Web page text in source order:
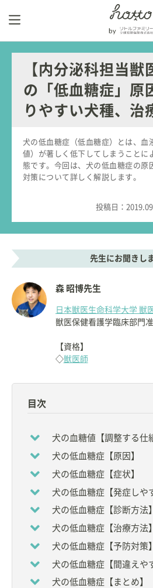
【内分泌科担当獣
の「低血糖症」原
りやすい犬種、治
犬の低血糖症（低血糖症）とは、血
値）が著しく低下してしまうことに
態です。今回は、犬の低血糖症の原
対策について詳しく解説します。
投稿日：
先生にお聞きし
森 昭博先生
日本獣医生命科学大学 獣
獣医保健看護学臨床部門
【資格】
◇獣医師
日本獣医畜産大学（現：
2012-2013年、イリノイ大
現在、日本獣医生命科学
内分泌化を担当。
犬および猫の内分泌分野
5歳のMix犬「ぽよ」と同
目次
犬の血糖値【調整する仕
犬の低血糖症【原因】
犬の低血糖症【症状】
犬の低血糖症【発症しや
犬の低血糖症【診断方法】
犬の低血糖症【治療方法】
犬の低血糖症【予防対策】
犬の低血糖症【間違えや
犬の低血糖症【まとめ】